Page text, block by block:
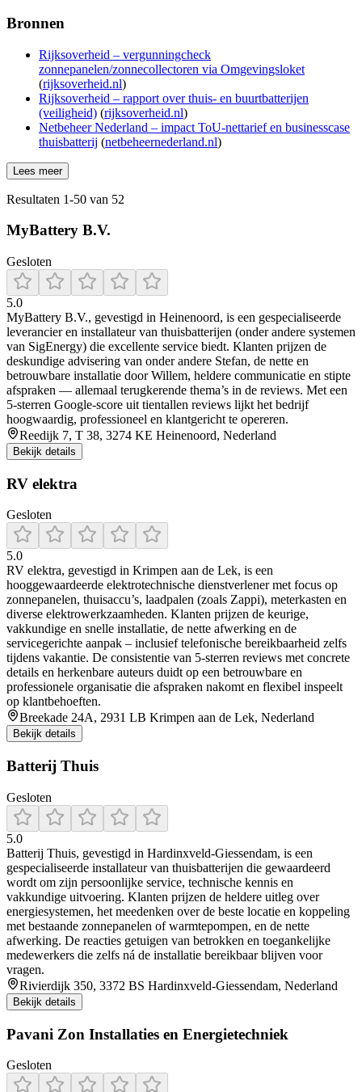
Bronnen
Rijksoverheid – vergunningcheck
zonnepanelen/zonnecollectoren via Omgevingsloket
(rijksoverheid.nl)
Rijksoverheid – rapport over thuis- en buurtbatterijen
(veiligheid) (rijksoverheid.nl)
Netbeheer Nederland – impact ToU-nettarief en businesscase
thuisbatterij (netbeheernederland.nl)
Lees meer
Resultaten 1-50 van 52
MyBattery B.V.
Gesloten
5.0
MyBattery B.V., gevestigd in Heinenoord, is een gespecialiseerde
leverancier en installateur van thuisbatterijen (onder andere systemen
van SigEnergy) die excellente service biedt. Klanten prijzen de
deskundige advisering van onder andere Stefan, de nette en
betrouwbare installatie door Willem, heldere communicatie en stipte
afspraken — allemaal terugkerende thema’s in de reviews. Met een
5‑sterren Google‑score uit tientallen reviews lijkt het bedrijf
hoogwaardig, professioneel en klantgericht te opereren.
Reedijk 7, T 38, 3274 KE Heinenoord, Nederland
Bekijk details
RV elektra
Gesloten
5.0
RV elektra, gevestigd in Krimpen aan de Lek, is een
hooggewaardeerde elektrotechnische dienstverlener met focus op
zonnepanelen, thuisaccu’s, laadpalen (zoals Zappi), meterkasten en
diverse elektrowerkzaamheden. Klanten prijzen de keurige,
vakkundige en snelle installatie, de nette afwerking en de
servicegerichte aanpak – inclusief telefonische bereikbaarheid zelfs
tijdens vakantie. De consistentie van 5-sterren reviews met concrete
details en herkenbare auteurs duidt op een betrouwbare en
professionele organisatie die afspraken nakomt en flexibel inspeelt
op klantbehoeften.
Breekade 24A, 2931 LB Krimpen aan de Lek, Nederland
Bekijk details
Batterij Thuis
Gesloten
5.0
Batterij Thuis, gevestigd in Hardinxveld‑Giessendam, is een
gespecialiseerde installateur van thuisbatterijen die gewaardeerd
wordt om zijn persoonlijke service, technische kennis en
vakkundige uitvoering. Klanten prijzen de heldere uitleg over
energiesystemen, het meedenken over de beste locatie en koppeling
met bestaande zonnepanelen of warmtepompen, en de nette
afwerking. De reacties getuigen van betrokken en toegankelijke
medewerkers die zelfs ná de installatie bereikbaar blijven voor
vragen.
Rivierdijk 350, 3372 BS Hardinxveld-Giessendam, Nederland
Bekijk details
Pavani Zon Installaties en Energietechniek
Gesloten